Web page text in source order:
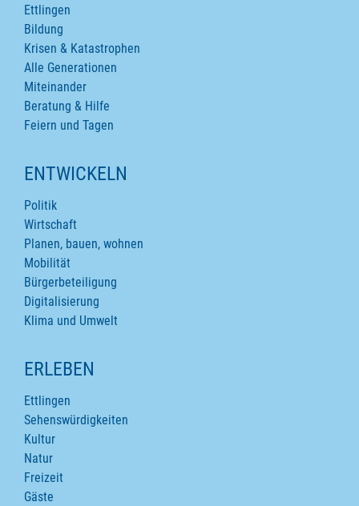
Ettlingen
Bildung
Krisen & Katastrophen
Alle Generationen
Miteinander
Beratung & Hilfe
Feiern und Tagen
ENTWICKELN
Politik
Wirtschaft
Planen, bauen, wohnen
Mobilität
Bürgerbeteiligung
Digitalisierung
Klima und Umwelt
ERLEBEN
Ettlingen
Sehenswürdigkeiten
Kultur
Natur
Freizeit
Gäste